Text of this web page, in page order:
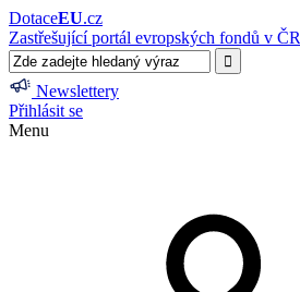
DotaceEU.cz
Zastřešující portál evropských fondů v ČR
Newslettery
Přihlásit se
Menu